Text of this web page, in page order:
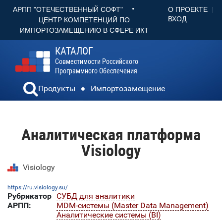
АРПП "ОТЕЧЕСТВЕННЫЙ СОФТ" •
ЦЕНТР КОМПЕТЕНЦИЙ ПО
ИМПОРТОЗАМЕЩЕНИЮ В СФЕРЕ ИКТ
О ПРОЕКТЕ
ВХОД
КАТАЛОГ
Совместимости Российского
Программного Обеспечения
Продукты Импортозамещение
Аналитическая платформа
Visiology
Visiology
https://ru.visiology.su/
Рубрикатор
АРПП:
СУБД для аналитики
MDM-системы (Master Data Management)
Аналитические системы (BI)